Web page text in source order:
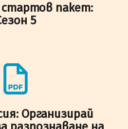
пакет:
5
Организирай